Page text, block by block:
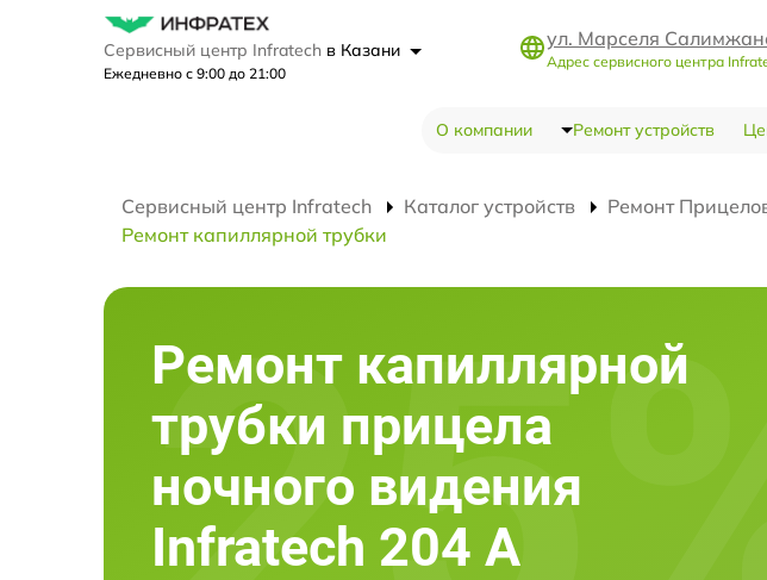
Сервисный центр Infratech в Казани
Ежедневно с 9:00 до 21:00
ул. Марселя
Адрес сервисного центра
О компании Ремонт устройств
Сервисный центр Infratech Каталог устройств Ремонт
Ремонт капиллярной трубки
Ремонт капиллярной
трубки прицела
ночного видения
Infratech 204 А